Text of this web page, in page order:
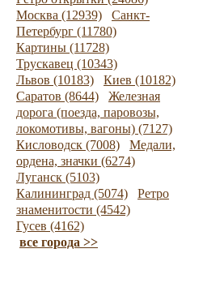
Москва (12939)
Санкт-
Петербург (11780)
Картины (11728)
Трускавец (10343)
Львов (10183)
Киев (10182)
Саратов (8644)
Железная
дорога (поезда, паровозы,
локомотивы, вагоны) (7127)
Кисловодск (7008)
Медали,
ордена, значки (6274)
Луганск (5103)
Калининград (5074)
Ретро
знаменитости (4542)
Гусев (4162)
все города >>